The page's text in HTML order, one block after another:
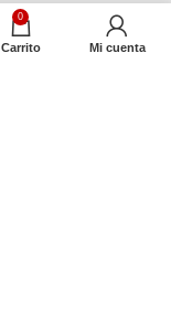
0
Carrito Mi cuenta